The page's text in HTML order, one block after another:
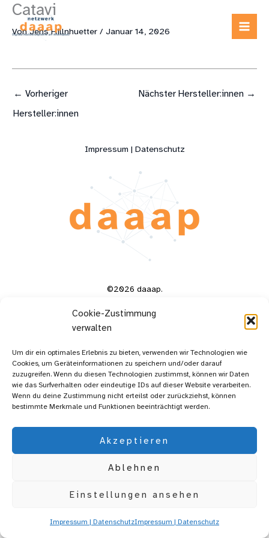
Cookie-Zustimmung
verwalten
Um dir ein optimales Erlebnis zu bieten, verwenden wir Technologien wie
Cookies, um Geräteinformationen zu speichern und/oder darauf
zuzugreifen. Wenn du diesen Technologien zustimmst, können wir Daten
wie das Surfverhalten oder eindeutige IDs auf dieser Website verarbeiten.
Wenn du deine Zustimmung nicht erteilst oder zurückziehst, können
bestimmte Merkmale und Funktionen beeinträchtigt werden.
Akzeptieren
Ablehnen
Einstellungen ansehen
Impressum | DatenschutzImpressum | Datenschutz
Zum
springen
Catavi
VonJens Hillnhuetter / Januar 14, 2026
← Vorheriger
Hersteller:innen
Nächster Hersteller:innen →
Impressum | Datenschutz
©2026 daaap.